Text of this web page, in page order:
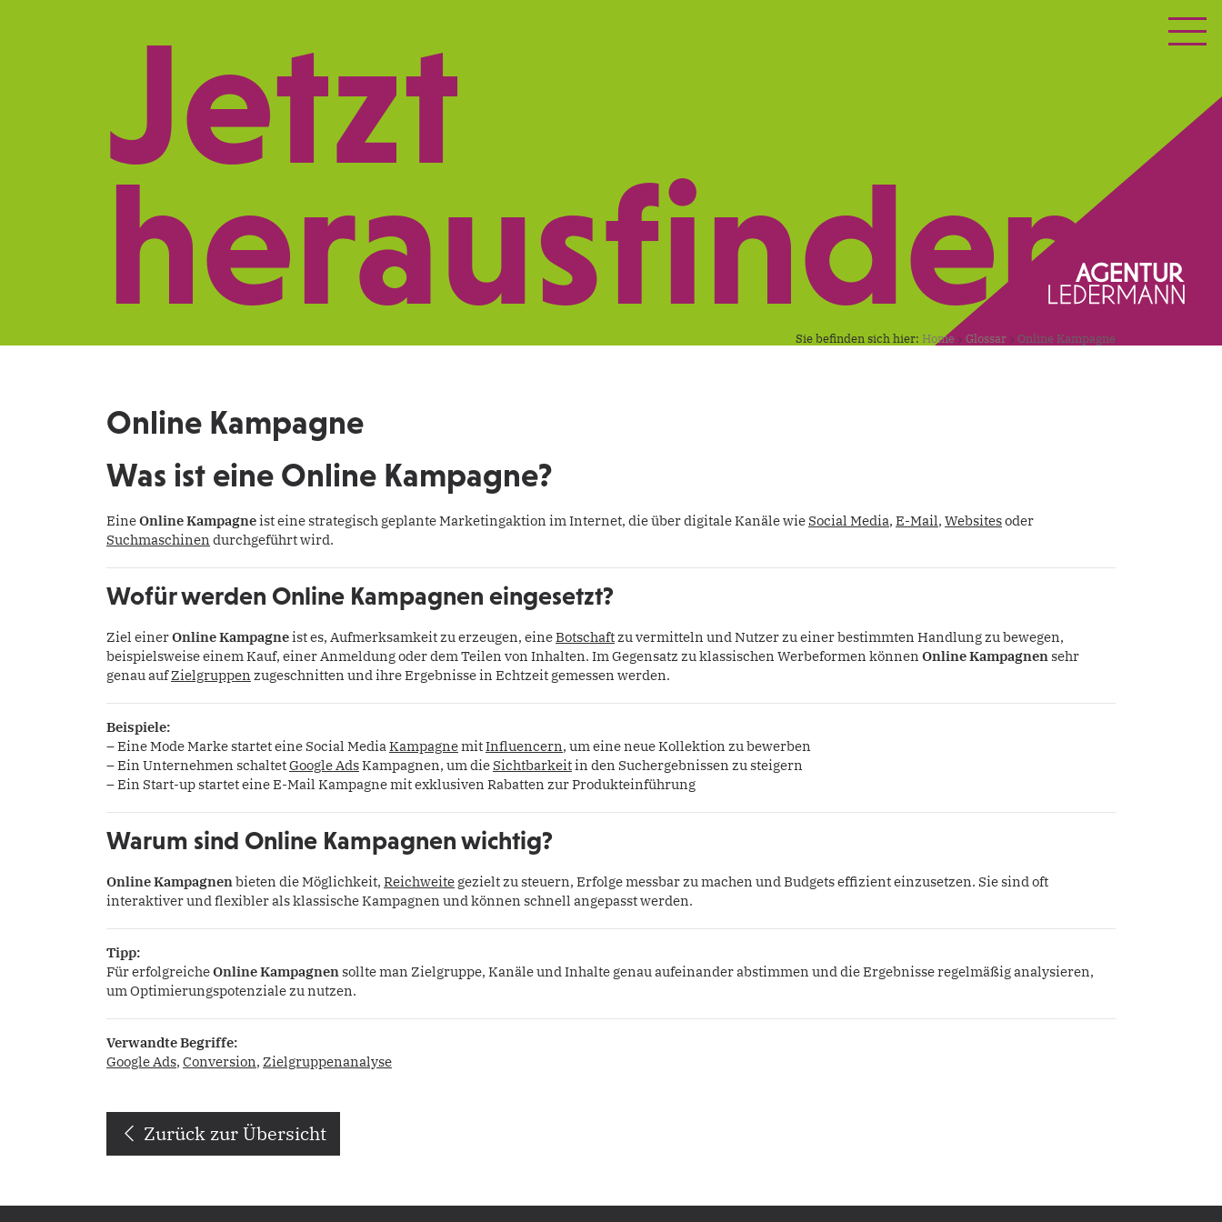
Jetzt
herausfinden.
Sie befinden sich hier: Home Glossar Online Kampagne
Online Kampagne
Was ist eine Online Kampagne?
EineOnline Kampagneist eine strategisch geplante Marketingaktion im Internet, die über digitale Kanäle wie Social Media, E-Mail, Websitesoder
Suchmaschinen durchgeführt wird.
Wofür werden Online Kampagnen eingesetzt?
Ziel einerOnline Kampagneist es, Aufmerksamkeit zu erzeugen, eineBotschaftzu vermitteln und Nutzer zu einer bestimmten Handlung zu bewegen,
beispielsweise einem Kauf, einer Anmeldung oder dem Teilen von Inhalten. Im Gegensatz zu klassischen Werbeformen können Online Kampagnen sehr
genau aufZielgruppen zugeschnitten und ihre Ergebnisse in Echtzeit gemessen werden.
Beispiele:
– Eine Mode Marke startet eine Social MediaKampagnemitInfluencern, um eine neue Kollektion zu bewerben
– Ein Unternehmen schaltetGoogle AdsKampagnen, um die Sichtbarkeitin den Suchergebnissen zu steigern
– Ein Start-up startet eine E-Mail Kampagne mit exklusiven Rabatten zur Produkteinführung
Warum sind Online Kampagnen wichtig?
Online Kampagnenbieten die Möglichkeit, Reichweite gezielt zu steuern, Erfolge messbar zu machen und Budgets effizient einzusetzen. Sie sind oft
interaktiver und flexibler als klassische Kampagnen und können schnell angepasst werden.
Tipp:
Für erfolgreicheOnline Kampagnen sollte man Zielgruppe, Kanäle und Inhalte genau aufeinander abstimmen und die Ergebnisse regelmäßig analysieren,
um Optimierungspotenziale zu nutzen.
Verwandte Begriffe:
Google Ads, Conversion, Zielgruppenanalyse
Zurück zur Übersicht